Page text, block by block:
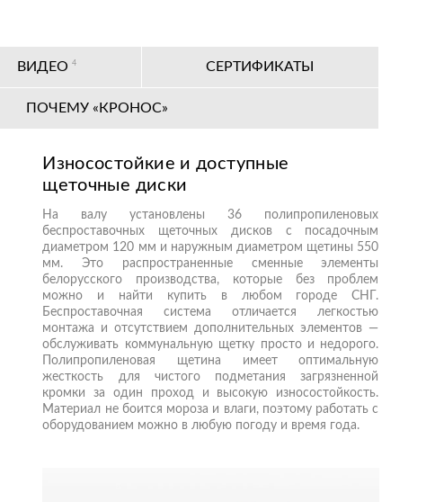
ВИДЕО 4 СЕРТИФИКАТЫ
ПОЧЕМУ «КРОНОС»
Износостойкие и доступные
щеточные диски
На валу установлены 36 полипропиленовых
беспроставочных щеточных дисков с посадочным
диаметром 120 мм и наружным диаметром щетины 550
мм. Это распространенные сменные элементы
белорусского производства, которые без проблем
можно и найти купить в любом городе СНГ.
Беспроставочная система отличается легкостью
монтажа и отсутствием дополнительных элементов —
обслуживать коммунальную щетку просто и недорого.
Полипропиленовая щетина имеет оптимальную
жесткость для чистого подметания загрязненной
кромки за один проход и высокую износостойкость.
Материал не боится мороза и влаги, поэтому работать с
оборудованием можно в любую погоду и время года.